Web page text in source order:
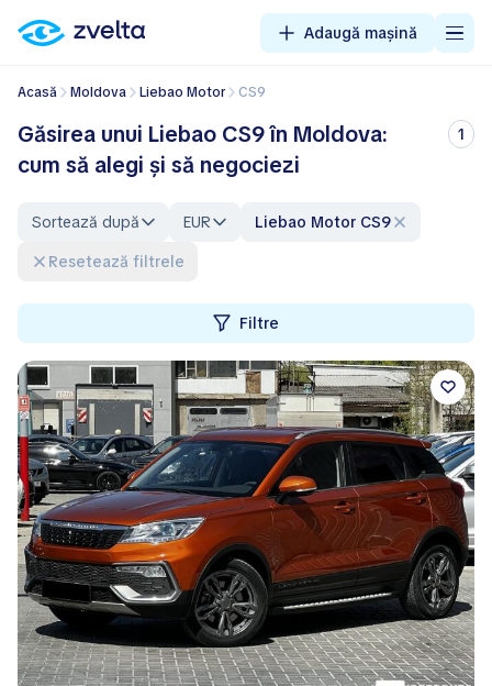
Adaugă mașină
Acasă Moldova Liebao Motor CS9
Găsirea unui Liebao CS9 în Moldova:
cum să alegi și să negociezi
1
Sortează după EUR
Liebao Motor CS9
Resetează filtrele
Filtre